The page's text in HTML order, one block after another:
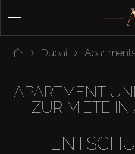
Dubai
APARTMENT
ZUR MIETE